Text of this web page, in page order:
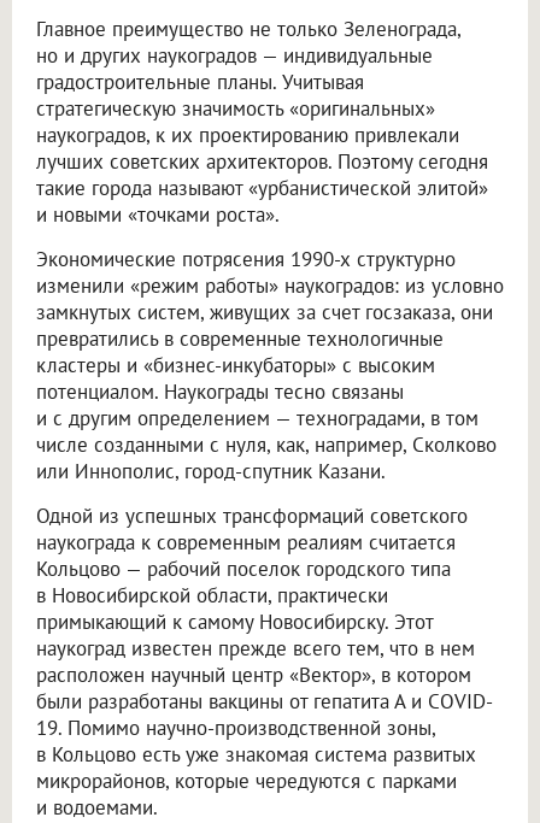
Главное преимущество не только Зеленограда,
но и других наукоградов — индивидуальные
градостроительные планы. Учитывая
стратегическую значимость «оригинальных»
наукоградов, к их проектированию привлекали
лучших советских архитекторов. Поэтому сегодня
такие города называют «урбанистической элитой»
и новыми «точками роста».
Экономические потрясения 1990-х структурно
изменили «режим работы» наукоградов: из условно
замкнутых систем, живущих за счет госзаказа, они
превратились в современные технологичные
кластеры и «бизнес-инкубаторы» с высоким
потенциалом. Наукограды тесно связаны
и с другим определением — техноградами, в том
числе созданными с нуля, как, например, Сколково
или Иннополис, город-спутник Казани.
Одной из успешных трансформаций советского
наукограда к современным реалиям считается
Кольцово — рабочий поселок городского типа
в Новосибирской области, практически
примыкающий к самому Новосибирску. Этот
наукоград известен прежде всего тем, что в нем
расположен научный центр «Вектор», в котором
были разработаны вакцины от гепатита А и COVID-
19. Помимо научно-производственной зоны,
в Кольцово есть уже знакомая система развитых
микрорайонов, которые чередуются с парками
и водоемами.